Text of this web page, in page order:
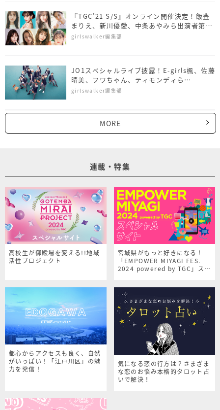
『TGC'21 S/S』オンライン開催決定！飯豊
まりえ、新川優愛、中条あやみら出演者第一
弾も発表！
girlswalker編集部
JO1スペシャルライブ披露！E-girls楓、佐藤
晴美、フワちゃん、ティモンディら
「TGC'20 A/W」出演者第4弾発表！
girlswalker編集部
MORE
連載・特集
高校生が御殿場を変える!!地域
活性プロジェクト
宮城県がもっと好きになる！
「EMPOWER MIYAGI FES.
2024 powered by TGC」スペ
都心からアクセスも良く、自然
がいっぱい！「江戸川区」の魅
力を発信！
気になる恋の行方は？さまざま
な恋のお悩み本格的タロット占
いで解決！